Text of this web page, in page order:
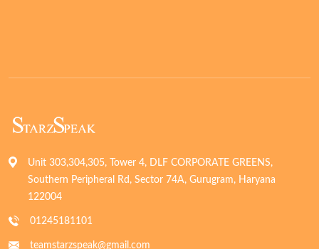
Unit 303,304,305, Tower 4, DLF CORPORATE GREENS,
Southern Peripheral Rd, Sector 74A, Gurugram, Haryana
122004
01245181101
teamstarzspeak@gmail.com